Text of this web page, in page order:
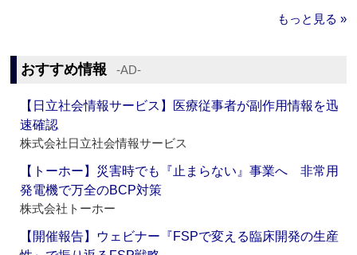
もっと見る »
おすすめ情報 ‐AD‐
【日立社会情報サービス】医療従事者が副作用情報を迅
速確認
株式会社日立社会情報サービス
【トーホー】災害時でも『止まらない』事業へ 非常用
発電機で万全のBCP対策
株式会社トーホー
【開催報告】ウェビナー『FSPで変える臨床開発の生産